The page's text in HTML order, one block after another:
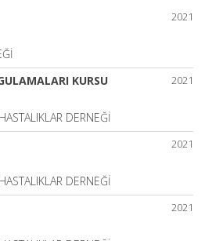
2021
2021
KURSU
DERNEĞİ
2021
DERNEĞİ
2021